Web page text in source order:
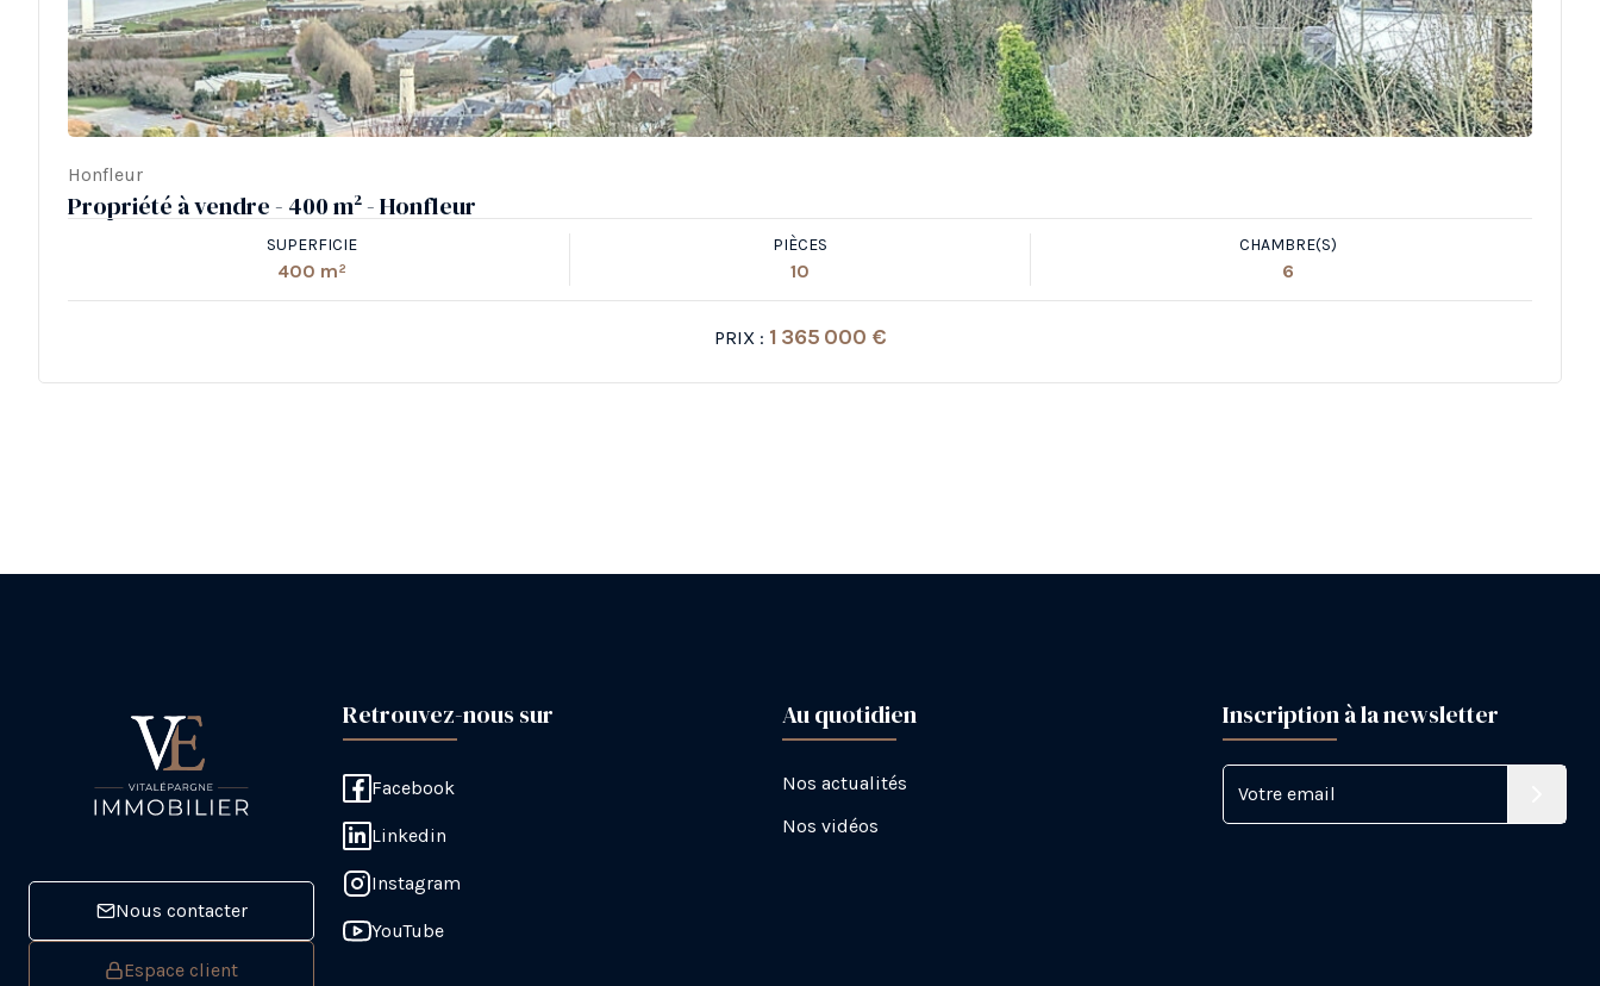
Honfleur
Propriété à vendre - 400 m² - Honfleur
SUPERFICIE
400 m²
PIÈCES
10
CHAMBRE(S)
6
PRIX : 1 365 000 €
Nous contacter
Espace client
Retrouvez-nous sur
Facebook
Linkedin
Instagram
YouTube
Inscription à la newsletter
Votre email
Au quotidien
Nos actualités
Nos vidéos